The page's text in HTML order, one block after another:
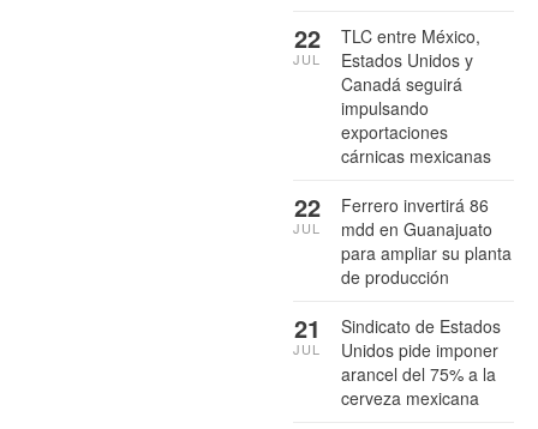
TLC entre México,
Estados Unidos y
Canadá seguirá
impulsando
exportaciones
cárnicas mexicanas
22
JUL
Ferrero invertirá 86
mdd en Guanajuato
para ampliar su planta
de producción
22
JUL
Sindicato de Estados
Unidos pide imponer
arancel del 75% a la
cerveza mexicana
21
JUL